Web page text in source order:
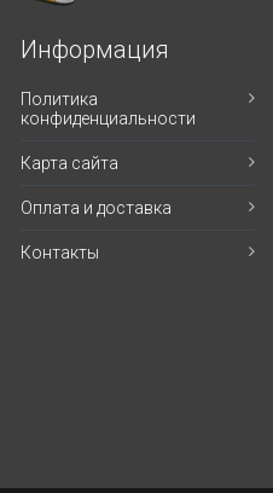
Информация
Политика
конфиденциальности
Карта сайта
Оплата и доставка
Контакты